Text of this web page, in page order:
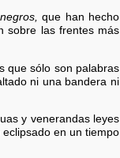
negros, que han hecho
sobre las frentes más
que sólo son palabras
ni una bandera ni
y venerandas leyes
en un tiempo